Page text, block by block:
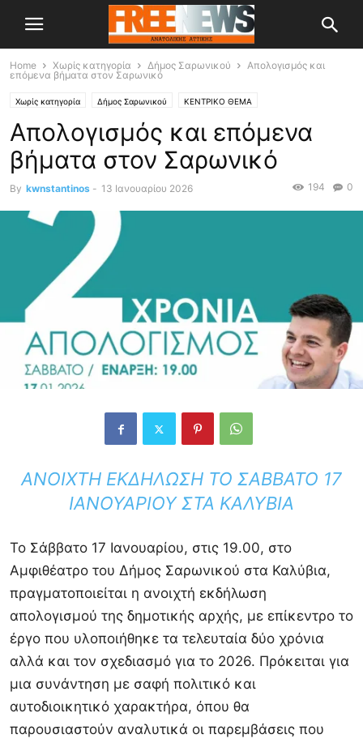
Home Χωρίς κατηγορία Δήμος Σαρωνικού
Απολογισμός και
επόμενα βήματα στον Σαρωνικό
Χωρίς κατηγορία Δήμος Σαρωνικού ΚΕΝΤΡΙΚΟ ΘΕΜΑ
Απολογισμός και επόμενα
βήματα στον Σαρωνικό
By kwnstantinos - 13 Ιανουαρίου 2026 0
194
ΑΝΟΙΧΤΉ ΕΚΔΉΛΩΣΗ ΤΟ ΣΆΒΒΑΤΟ 17
ΙΑΝΟΥΑΡΊΟΥ ΣΤΑ ΚΑΛΎΒΙΑ
Το Σάββατο 17 Ιανουαρίου, στις 19.00, στο
Αμφιθέατρο του Δήμος Σαρωνικού στα Καλύβια,
πραγματοποιείται η ανοιχτή εκδήλωση
απολογισμού της δημοτικής αρχής, με επίκεντρο το
έργο που υλοποιήθηκε τα τελευταία δύο χρόνια
αλλά και τον σχεδιασμό για το 2026. Πρόκειται για
μια συνάντηση με σαφή πολιτικό και
αυτοδιοικητικό χαρακτήρα, όπου θα
παρουσιαστούν αναλυτικά οι παρεμβάσεις που